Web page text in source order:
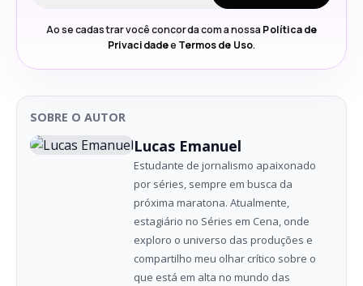
Ao se cadastrar você concorda com a nossa Política de
Privacidadee Termos de Uso.
SOBRE O AUTOR
Lucas Emanuel
Estudante de jornalismo apaixonado
por séries, sempre em busca da
próxima maratona. Atualmente,
estagiário no Séries em Cena, onde
exploro o universo das produções e
compartilho meu olhar crítico sobre o
que está em alta no mundo das